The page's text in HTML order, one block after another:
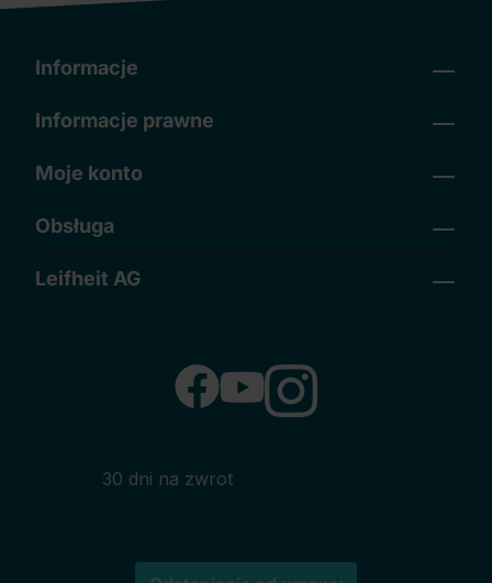
Informacje
Informacje prawne
Moje konto
Obsługa
Leifheit AG
30 dni na zwrot